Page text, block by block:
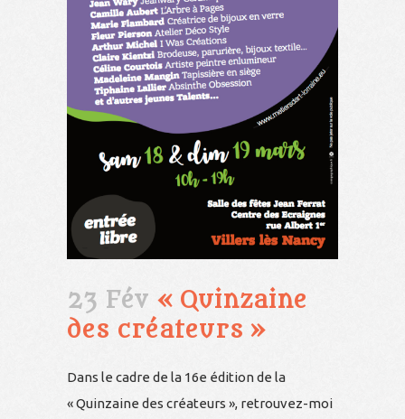
23 Fév « Quinzaine
des créateurs »
Dans le cadre de la 16e édition de la
« Quinzaine des créateurs », retrouvez-moi